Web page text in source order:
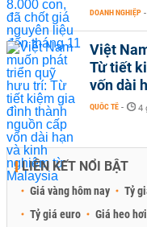
DOANH NGHIỆP -
Việt
Từ tiết
vốn dài
QUỐC TẾ - 4
LIÊN KẾT NỔI BẬT
Giá vàng hôm nay Tỷ
Tỷ giá euro
Giá heo hơi